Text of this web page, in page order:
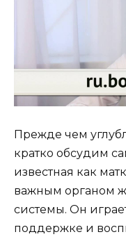
Прежде чем
кратко обсудим
известная как
важным органом
системы. Он
поддержке и